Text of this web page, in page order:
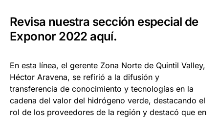
Revisa nuestra sección especial de
Exponor 2022 aquí.
En esta línea, el gerente Zona Norte de Quintil Valley,
Héctor Aravena, se refirió a la difusión y
transferencia de conocimiento y tecnologías en la
cadena del valor del hidrógeno verde, destacando el
rol de los proveedores de la región y destacó que en